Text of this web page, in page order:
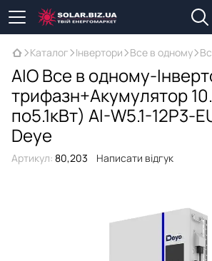
Каталог Інвертори Все в одному
AIO Все в одному-
трифазн+Акумулятор
по5.1кВт) AI-W5.1-12P3-
Deye
Артикул: 80,203 Написати відгук